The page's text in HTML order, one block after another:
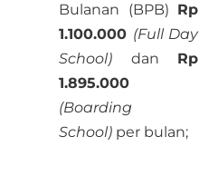
Bulanan (BPB) Rp
1.100.000 (Full Day
School) dan Rp
1.895.000
(Boarding
School) per bulan;